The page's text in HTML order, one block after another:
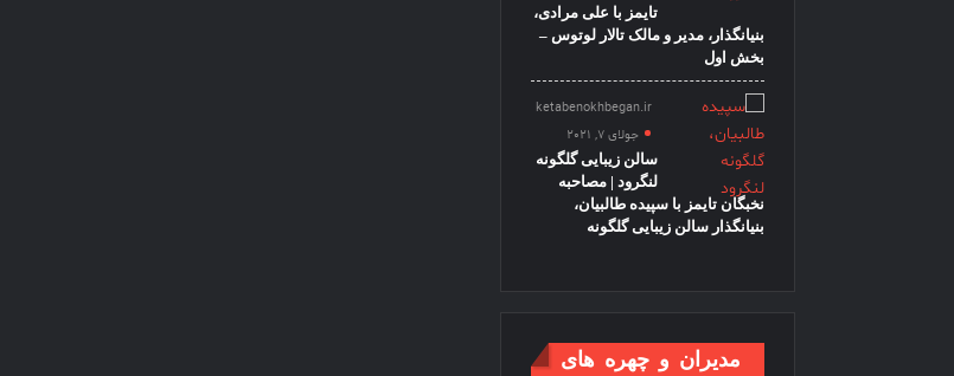
تایمز با علی مرادی،
بنیانگذار، مدیر و مالک تالار لوتوس –
بخش اول
ketabenokhbegan.ir
جولای 7, 2021
سالن زیبایی گلگونه
لنگرود | مصاحبه
نخبگان تایمز با سپیده طالبیان،
بنیانگذار سالن زیبایی گلگونه
مدیران و چهره های